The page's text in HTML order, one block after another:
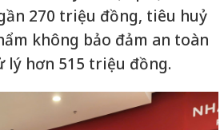
270 triệu đồng, tiêu huỷ
không bảo đảm an toàn
hơn 515 triệu đồng.